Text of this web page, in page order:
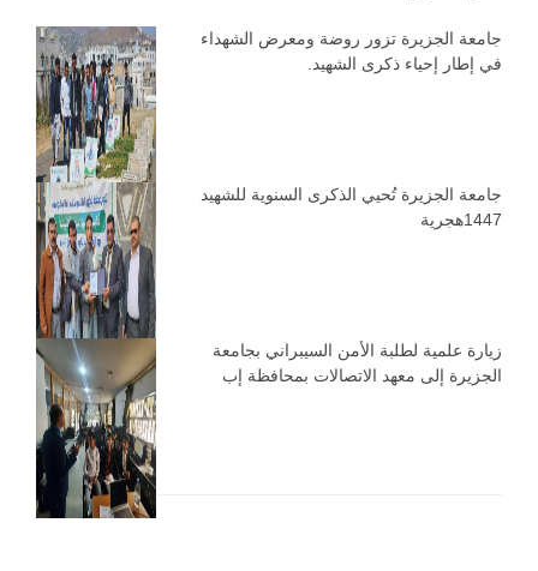
جامعة الجزيرة تزور روضة ومعرض الشهداء
في إطار إحياء ذكرى الشهيد.
جامعة الجزيرة تُحيي الذكرى السنوية للشهيد
1447هجرية
زيارة علمية لطلبة الأمن السيبراني بجامعة
الجزيرة إلى معهد الاتصالات بمحافظة إب